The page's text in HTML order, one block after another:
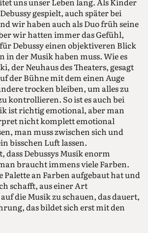
gespielt, auch später bei
wir haben auch als Duo früh seine
wir hatten immer das Gefühl,
Debussy einen objektiveren Blick
in der Musik haben muss. Wie es
der Neuhaus des Theaters, gesagt
der Bühne mit dem einen Auge
trocken bleiben, um alles zu
kontrollieren. So ist es auch bei
ist richtig emotional, aber man
nicht komplett emotional
man muss zwischen sich und
bisschen Luft lassen.
dass Debussys Musik enorm
braucht immens viele Farben.
Palette an Farben aufgebaut hat und
schafft, aus einer Art
die Musik zu schauen, das dauert,
das bildet sich erst mit den